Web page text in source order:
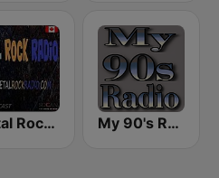
Metal Rock Radio My 90's Radio